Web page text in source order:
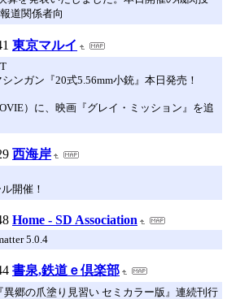
道関係者向
東京マルイ
ンガン『20式5.56mm小銃』本日発売！
）に、映画『グレイ・ミッション』を追
西海岸
開催！
Home - SD Association
5.0.4
書泉,鉄道ｅ倶楽部
異郷の爪塗り見習い セミカラー版』連続刊行